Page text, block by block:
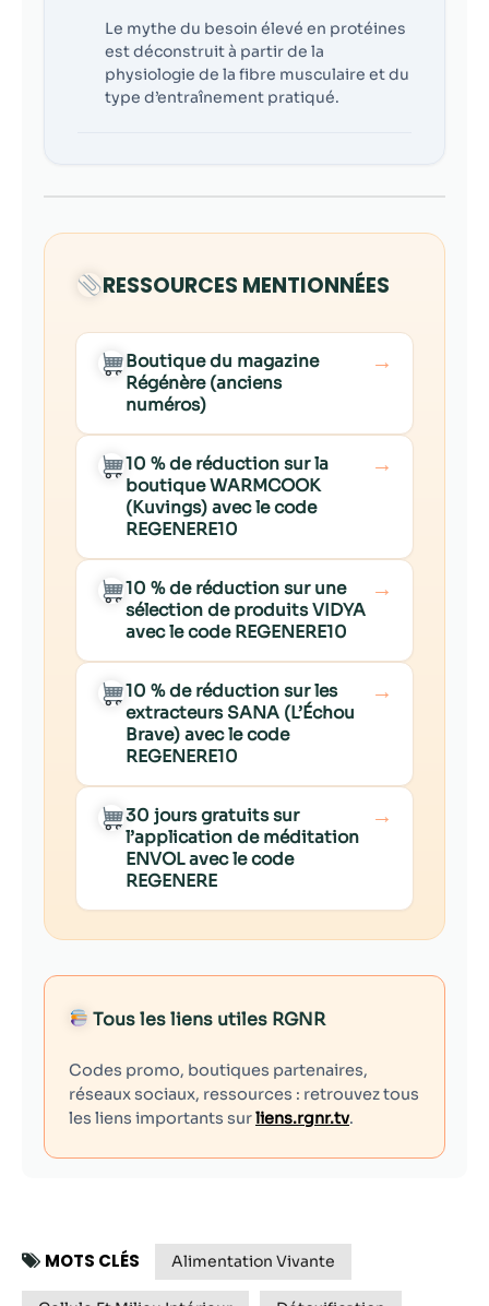
Le mythe du besoin élevé en protéines
est déconstruit à partir de la
physiologie de la fibre musculaire et du
type d’entraînement pratiqué.
RESSOURCES MENTIONNÉES
Boutique du magazine
Régénère (anciens
numéros)
→
10 % de réduction sur la
boutique WARMCOOK
(Kuvings) avec le code
REGENERE10
→
10 % de réduction sur une
sélection de produits VIDYA
avec le code REGENERE10
→
10 % de réduction sur les
extracteurs SANA (L’Échou
Brave) avec le code
REGENERE10
→
30 jours gratuits sur
l’application de méditation
ENVOL avec le code
REGENERE
→
Tous les liens utiles RGNR
Codes promo, boutiques partenaires,
réseaux sociaux, ressources : retrouvez tous
les liens importants surliens.rgnr.tv.
MOTS CLÉS Alimentation Vivante